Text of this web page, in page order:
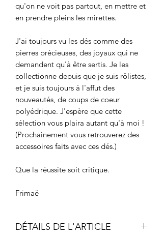
qu'on ne voit pas partout, en mettre et
en prendre pleins les mirettes.
J'ai toujours vu les dés comme des
pierres précieuses, des joyaux qui ne
demandent qu'à être sertis. Je les
collectionne depuis que je suis rôlistes,
et je suis toujours à l'affut des
nouveautés, de coups de coeur
polyédrique. J'espère que cette
sélection vous plaira autant qu'à moi !
(Prochainement vous retrouverez des
accessoires faits avec ces dés.)
Que la réussite soit critique.
Frimaë
DÉTAILS DE L'ARTICLE